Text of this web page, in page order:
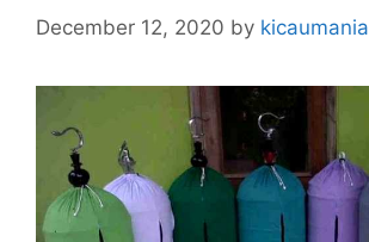
December 12, 2020 by kicaumania